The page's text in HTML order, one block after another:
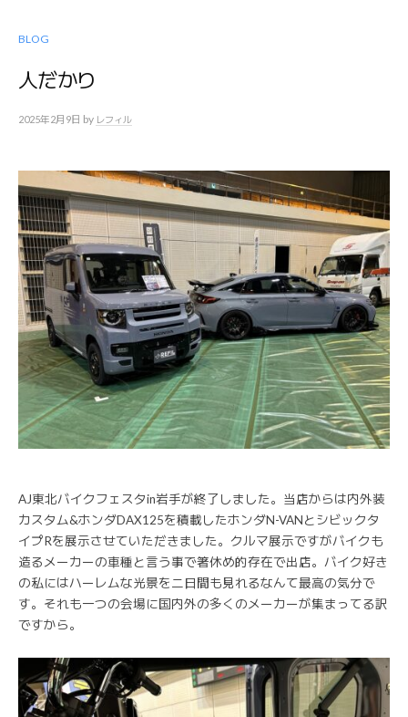
BLOG
人だかり
2025年2月9日 by レフィル
AJ東北バイクフェスタin岩手が終了しました。当店からは内外装
カスタム&ホンダDAX125を積載したホンダN-VANとシビックタ
イプRを展示させていただきました。クルマ展示ですがバイクも
造るメーカーの車種と言う事で箸休め的存在で出店。バイク好き
の私にはハーレムな光景を二日間も見れるなんて最高の気分で
す。それも一つの会場に国内外の多くのメーカーが集まってる訳
ですから。